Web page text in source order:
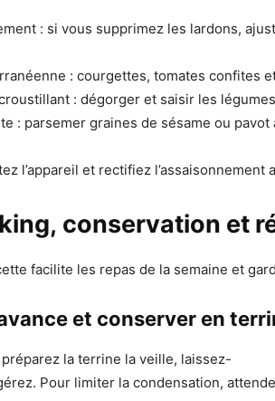
: si vous supprimez les lardons,
: courgettes, tomates confites
: dégorger et saisir les
: parsemer graines de sésame ou pavot
l’appareil et rectifiez
conservation et
facilite les repas de la semaine et
et conserver en
préparez la terrine la veille, laissez-
Pour limiter la condensation,